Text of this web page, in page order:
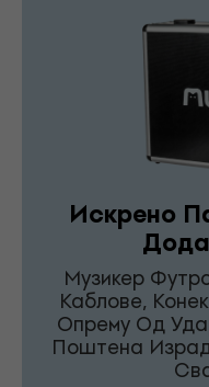
Искрено
Музикер
Каблове,
Опрему Од
Поштена